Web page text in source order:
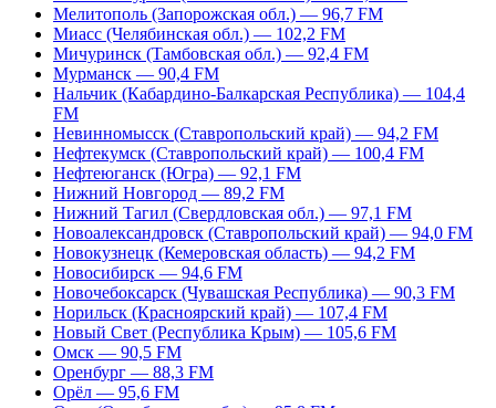
Мелитополь (Запорожская обл.) — 96,7 FM
Миасс (Челябинская обл.) — 102,2 FM
Мичуринск (Тамбовская обл.) — 92,4 FM
Мурманск — 90,4 FM
Нальчик (Кабардино-Балкарская Республика) — 104,4
FM
Невинномысск (Ставропольский край) — 94,2 FM
Нефтекумск (Ставропольский край) — 100,4 FM
Нефтеюганск (Югра) — 92,1 FM
Нижний Новгород — 89,2 FM
Нижний Тагил (Свердловская обл.) — 97,1 FM
Новоалександровск (Ставропольский край) — 94,0 FM
Новокузнецк (Кемеровская область) — 94,2 FM
Новосибирск — 94,6 FM
Новочебоксарск (Чувашская Республика) — 90,3 FM
Норильск (Красноярский край) — 107,4 FM
Новый Свет (Республика Крым) — 105,6 FM
Омск — 90,5 FM
Оренбург — 88,3 FM
Орёл — 95,6 FM